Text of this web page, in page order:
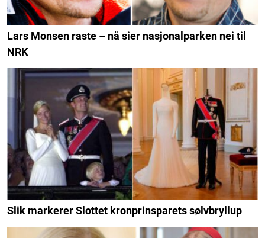
Lars Monsen raste – nå sier nasjonalparken nei til
NRK
Slik markerer Slottet kronprinsparets sølvbryllup